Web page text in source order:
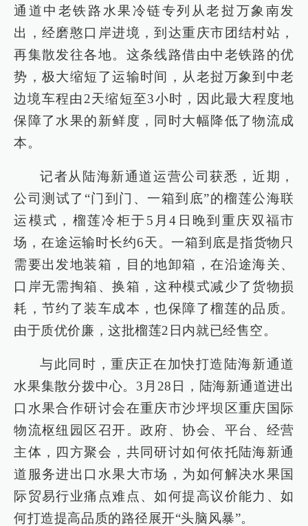
通道中老铁路水果冷链专列从老挝万象南发
出，经磨憨口岸进境，到达重庆市团结村站，
再集散发往各地。这条线路借由中老铁路的优
势，极大缩短了运输时间，从老挝万象到中老
边境车程由2天缩短至3小时，因此最大程度地
保障了水果的新鲜度，同时大幅降低了物流成
本。
记者从陆海新通道运营公司获悉，近期，
公司测试了“门到门、一箱到底”的榴莲公海联
运模式，榴莲冷柜于5月4日晚到重庆双福市
场，在途运输时长约6天。一箱到底是指货物只
需要出发地装箱，目的地卸箱，在沿途海关、
口岸无需掏箱、换箱，这种模式减少了货物损
耗，节约了装车成本，也保障了榴莲的品质。
由于质优价廉，这批榴莲2日内就已经售空。
与此同时，重庆正在加快打造陆海新通道
水果集散分拨中心。3月28日，陆海新通道进出
口水果合作研讨会在重庆市沙坪坝区重庆国际
物流枢纽园区召开。政府、协会、平台、经营
主体，四方聚会，共同研讨如何依托陆海新通
道服务进出口水果大市场，为如何解决水果国
际贸易行业痛点难点、如何提高议价能力、如
何打造提高品质的路径展开“头脑风暴”。